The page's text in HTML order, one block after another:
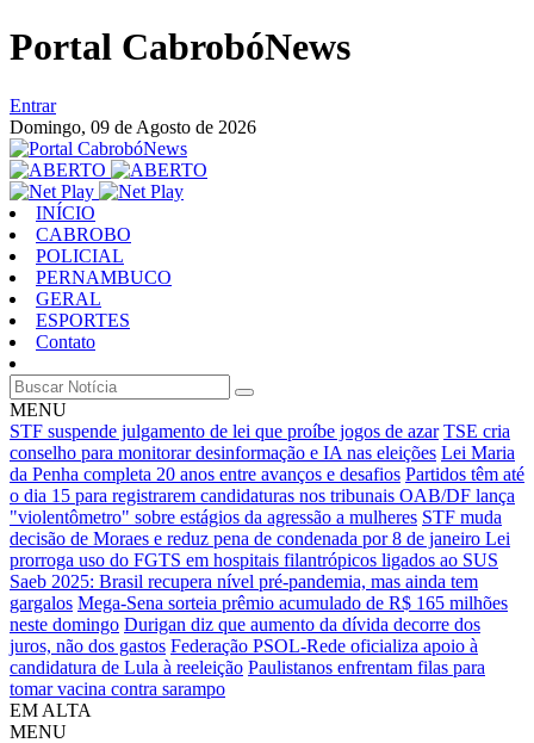
Portal CabrobóNews
Entrar
Domingo, 09 de Agosto de 2026
INÍCIO
CABROBO
POLICIAL
PERNAMBUCO
GERAL
ESPORTES
Contato
MENU
STF suspende julgamento de lei que proíbe jogos de azar TSE cria
conselho para monitorar desinformação e IA nas eleições Lei Maria
da Penha completa 20 anos entre avanços e desafios Partidos têm até
o dia 15 para registrarem candidaturas nos tribunais OAB/DF lança
"violentômetro" sobre estágios da agressão a mulheres STF muda
decisão de Moraes e reduz pena de condenada por 8 de janeiro Lei
prorroga uso do FGTS em hospitais filantrópicos ligados ao SUS
Saeb 2025: Brasil recupera nível pré-pandemia, mas ainda tem
gargalos Mega-Sena sorteia prêmio acumulado de R$ 165 milhões
neste domingo Durigan diz que aumento da dívida decorre dos
juros, não dos gastos Federação PSOL-Rede oficializa apoio à
candidatura de Lula à reeleição Paulistanos enfrentam filas para
tomar vacina contra sarampo
EM ALTA
MENU